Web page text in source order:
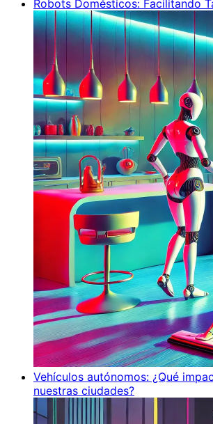
Robots Domésticos: Facilitando
Vehículos autónomos: ¿Qué
nuestras ciudades?